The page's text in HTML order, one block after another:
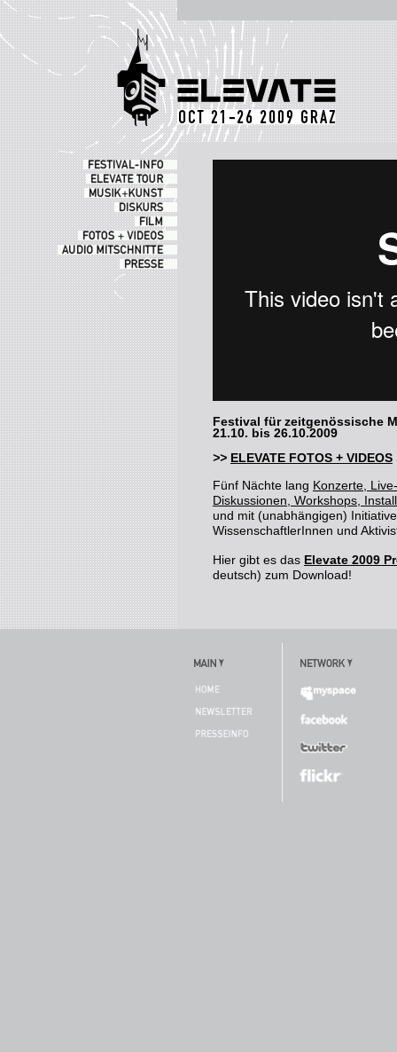
Festival für zeitgenössische
21.10. bis 26.10.2009
>> ELEVATE FOTOS + VIDEOS
Fünf Nächte lang Konzerte,
Diskussionen, Workshops,
und mit (unabhängigen)
WissenschaftlerInnen und
Hier gibt es das Elevate 2009
deutsch) zum Download!